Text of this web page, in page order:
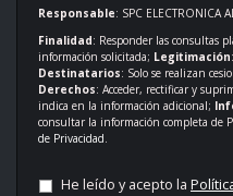
Responsable: SPC ELECTRONICA
Finalidad: Responder las consultas
información solicitada; Legitimación
Destinatarios: Solo se realizan
Derechos: Acceder, rectificar y
indica en la información adicional;
consultar la información completa de
de Privacidad.
He leído y acepto la